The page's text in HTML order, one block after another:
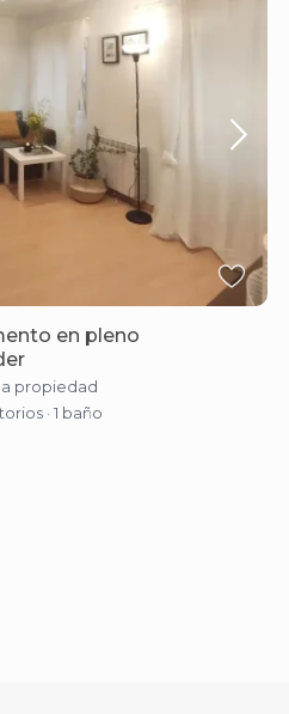
en pleno
propiedad
· 1 baño